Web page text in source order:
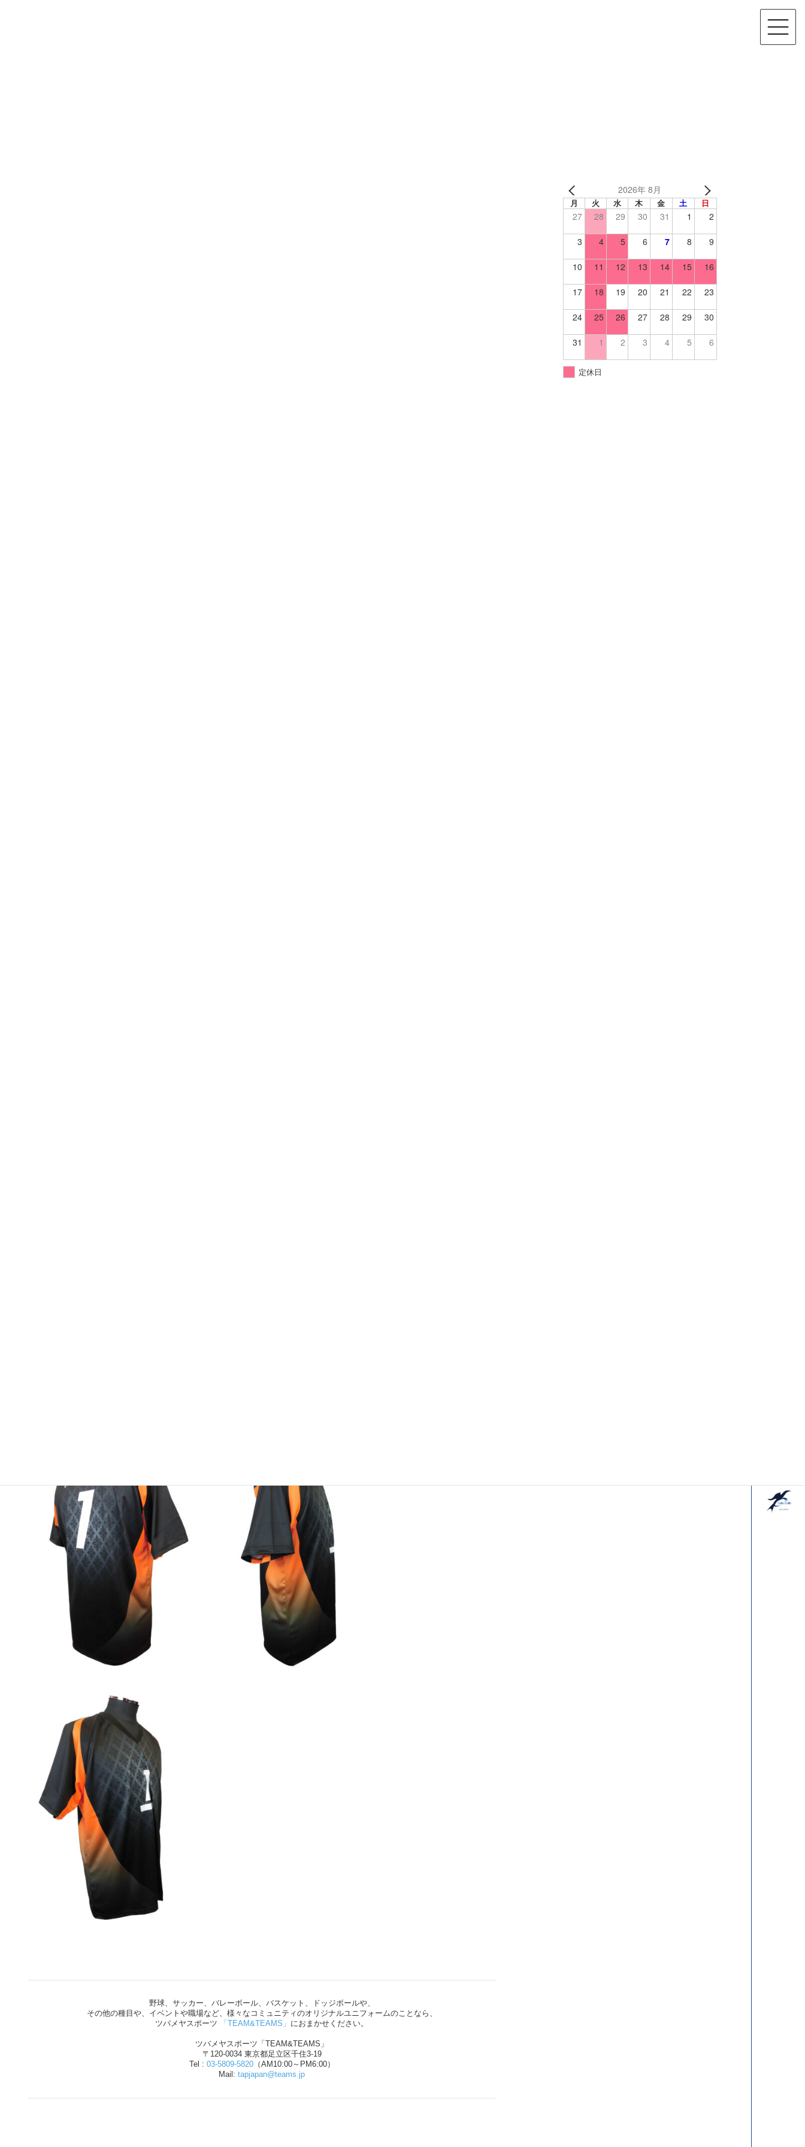
野球、サッカー、バレーボール、バスケット、ドッジボールや、
その他の種目や、イベントや職場など、様々なコミュニティのオリジナルユニフォームのことなら、
ツバメヤスポーツ
「TEAM&TEAMS」 におまかせください。
ツバメヤスポーツ「TEAM&TEAMS」
〒120-0034 東京都足立区千住3-19
Tel : 03-5809-5820（AM10:00～PM6:00）
Mail: tapjapan@teams.jp
2026年 8月
月 火 水 木 金 土 日
27 28 29 30 31 1 2
3 4 5 6 7 8 9
10 11 12 13 14 15 16
17 18 19 20 21 22 23
24 25 26 27 28 29 30
31 1 2 3 4 5 6
定休日